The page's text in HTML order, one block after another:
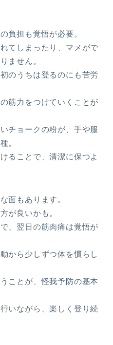
負担も覚悟が必要。
てしまったり、マメがで
ません。
のうちは登るのにも苦労
筋力をつけていくことが
チョークの粉が、手や服
。
ることで、清潔に保つよ
面もあります。
が良いかも。
、翌日の筋肉痛は覚悟が
から少しずつ体を慣らし
ことが、怪我予防の基本
いながら、楽しく登り続